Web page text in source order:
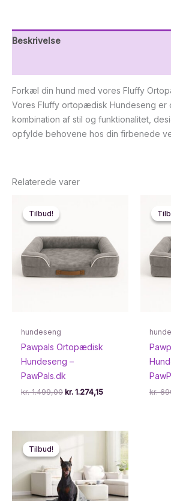
Beskrivelse
Forkæl din hund med vores Fluffy
Vores Fluffy ortopædisk Hundeseng er
kombination af stil og funktionalitet,
opfylde behovene hos din firbenede
Relaterede varer
Tilbud!
Tilbud!
hundeseng
Pawpals Ortopædisk
Hundeseng –
PawPals.dk
kr.1.499,00 Den
kr. 1.499,00.
kr. 1.274,15Den
kr. 1.274,15.
kr.
Tilbud!
Tilbud!